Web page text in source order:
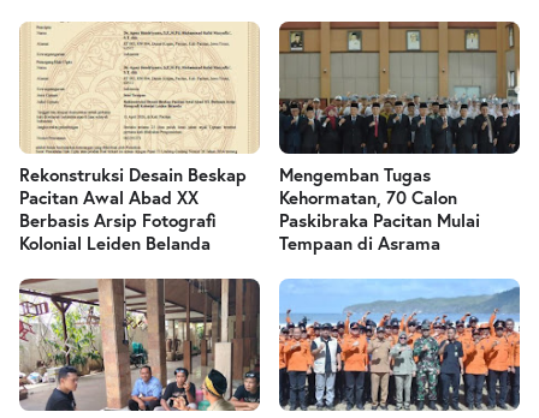
Rekonstruksi Desain Beskap
Pacitan Awal Abad XX
Berbasis Arsip Fotografi
Kolonial Leiden Belanda
Mengemban Tugas
Kehormatan, 70 Calon
Paskibraka Pacitan Mulai
Tempaan di Asrama